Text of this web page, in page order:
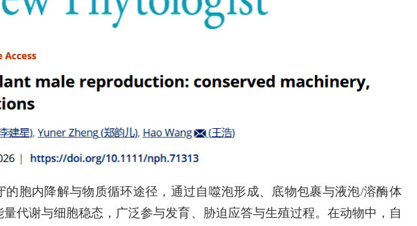
的胞内降解与物质循环途径，通过自噬泡形成、底物包裹与液泡/溶酶体
代谢与细胞稳态，广泛参与发育、胁迫应答与生殖过程。在动物中，自